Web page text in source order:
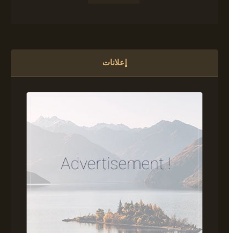
إعلانات